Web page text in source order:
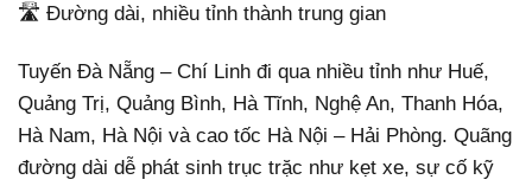
🛣️ Đường dài, nhiều tỉnh thành trung gian
Tuyến Đà Nẵng – Chí Linh đi qua nhiều tỉnh như Huế,
Quảng Trị, Quảng Bình, Hà Tĩnh, Nghệ An, Thanh Hóa,
Hà Nam, Hà Nội và cao tốc Hà Nội – Hải Phòng. Quãng
đường dài dễ phát sinh trục trặc như kẹt xe, sự cố kỹ